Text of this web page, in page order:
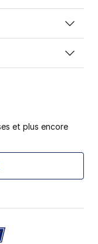
et plus encore